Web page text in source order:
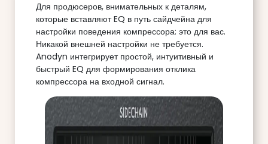
Для продюсеров, внимательных к деталям,
которые вставляют EQ в путь сайдчейна для
настройки поведения компрессора: это для вас.
Никакой внешней настройки не требуется.
Anodyn интегрирует простой, интуитивный и
быстрый EQ для формирования отклика
компрессора на входной сигнал.